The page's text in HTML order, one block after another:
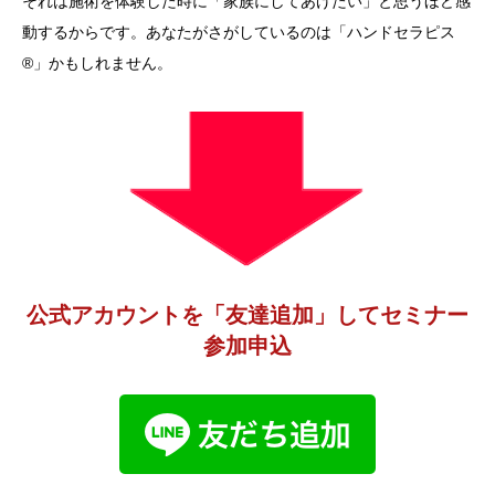
動するからです。あなたがさがしているのは「ハンドセラピス
®」かもしれません。
公式アカウントを「友達追加」してセミナー
参加申込